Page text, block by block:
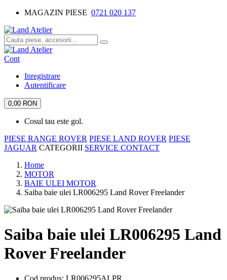
MAGAZIN PIESE 0721 020 137
Cont
Inregistrare
Autentificare
0,00 RON
Cosul tau este gol.
PIESE RANGE ROVER PIESE LAND ROVER PIESE
JAGUAR CATEGORII SERVICE CONTACT
Home
MOTOR
BAIE ULEI MOTOR
Saiba baie ulei LR006295 Land Rover Freelander
Saiba baie ulei LR006295 Land
Rover Freelander
Cod produs: LR006295ALPR